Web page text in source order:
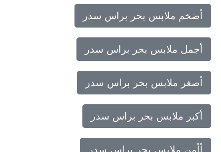
أضخم ملابس بحر براس سدر
أجمل ملابس بحر براس سدر
أصغر ملابس بحر براس سدر
أكبر ملابس بحر براس سدر
أأمن ملابس بحر براس سدر